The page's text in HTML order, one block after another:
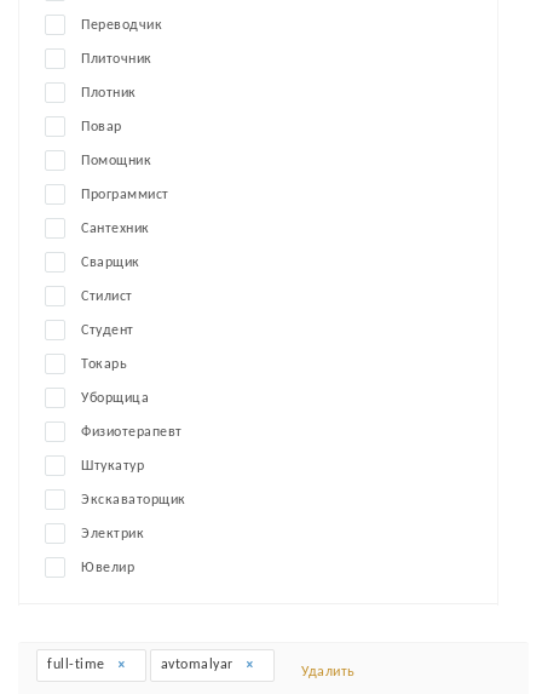
Переводчик
Плиточник
Плотник
Повар
Помощник
Программист
Сантехник
Сварщик
Стилист
Студент
Токарь
Уборщица
Физиотерапевт
Штукатур
Экскаваторщик
Электрик
Ювелир
full-time avtomalyar Удалить